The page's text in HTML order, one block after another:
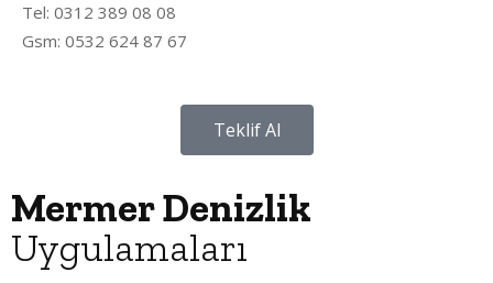
Tel: 0312 389 08 08
Gsm: 0532 624 87 67
Teklif Al
Mermer Denizlik
Uygulamaları